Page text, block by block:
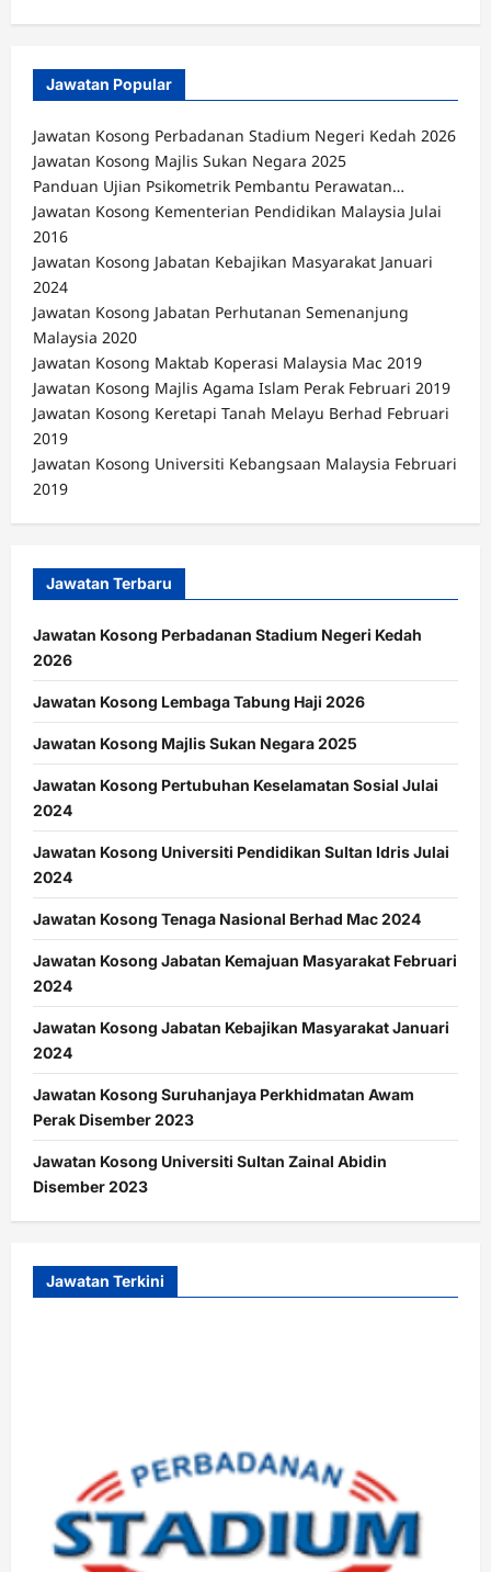
Jawatan Popular
Jawatan Kosong Perbadanan Stadium Negeri Kedah 2026
Jawatan Kosong Majlis Sukan Negara 2025
Panduan Ujian Psikometrik Pembantu Perawatan…
Jawatan Kosong Kementerian Pendidikan Malaysia Julai
2016
Jawatan Kosong Jabatan Kebajikan Masyarakat Januari
2024
Jawatan Kosong Jabatan Perhutanan Semenanjung
Malaysia 2020
Jawatan Kosong Maktab Koperasi Malaysia Mac 2019
Jawatan Kosong Majlis Agama Islam Perak Februari 2019
Jawatan Kosong Keretapi Tanah Melayu Berhad Februari
2019
Jawatan Kosong Universiti Kebangsaan Malaysia Februari
2019
Jawatan Terbaru
Jawatan Kosong Perbadanan Stadium Negeri Kedah
2026
Jawatan Kosong Lembaga Tabung Haji 2026
Jawatan Kosong Majlis Sukan Negara 2025
Jawatan Kosong Pertubuhan Keselamatan Sosial Julai
2024
Jawatan Kosong Universiti Pendidikan Sultan Idris Julai
2024
Jawatan Kosong Tenaga Nasional Berhad Mac 2024
Jawatan Kosong Jabatan Kemajuan Masyarakat Februari
2024
Jawatan Kosong Jabatan Kebajikan Masyarakat Januari
2024
Jawatan Kosong Suruhanjaya Perkhidmatan Awam
Perak Disember 2023
Jawatan Kosong Universiti Sultan Zainal Abidin
Disember 2023
Jawatan Terkini